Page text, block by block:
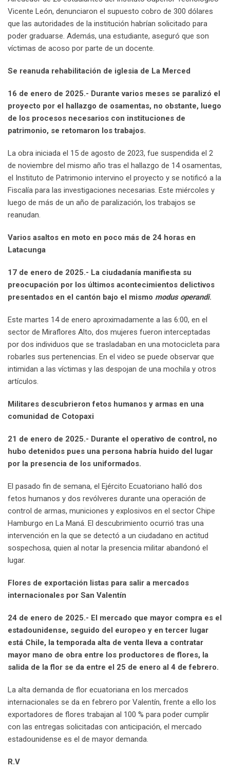
Vicente León, denunciaron el supuesto cobro de 300 dólares
que las autoridades de la institución habrían solicitado para
poder graduarse. Además, una estudiante, aseguró que son
víctimas de acoso por parte de un docente.
Se reanuda rehabilitación de iglesia de La Merced
16 de enero de 2025.- Durante varios meses se paralizó el
proyecto por el hallazgo de osamentas, no obstante, luego
de los procesos necesarios con instituciones de
patrimonio, se retomaron los trabajos.
La obra iniciada el 15 de agosto de 2023, fue suspendida el 2
de noviembre del mismo año tras el hallazgo de 14 osamentas,
el Instituto de Patrimonio intervino el proyecto y se notificó a la
Fiscalía para las investigaciones necesarias. Este miércoles y
luego de más de un año de paralización, los trabajos se
reanudan.
Varios asaltos en moto en poco más de 24 horas en
Latacunga
17 de enero de 2025.- La ciudadanía manifiesta su
preocupación por los últimos acontecimientos delictivos
presentados en el cantón bajo el mismo modus operandi.
Este martes 14 de enero aproximadamente a las 6:00, en el
sector de Miraflores Alto, dos mujeres fueron interceptadas
por dos individuos que se trasladaban en una motocicleta para
robarles sus pertenencias. En el video se puede observar que
intimidan a las víctimas y las despojan de una mochila y otros
artículos.
Militares descubrieron fetos humanos y armas en una
comunidad de Cotopaxi
21 de enero de 2025.- Durante el operativo de control, no
hubo detenidos pues una persona habría huido del lugar
por la presencia de los uniformados.
El pasado fin de semana, el Ejército Ecuatoriano halló dos
fetos humanos y dos revólveres durante una operación de
control de armas, municiones y explosivos en el sector Chipe
Hamburgo en La Maná. El descubrimiento ocurrió tras una
intervención en la que se detectó a un ciudadano en actitud
sospechosa, quien al notar la presencia militar abandonó el
lugar.
Flores de exportación listas para salir a mercados
internacionales por San Valentín
24 de enero de 2025.- El mercado que mayor compra es el
estadounidense, seguido del europeo y en tercer lugar
está Chile, la temporada alta de venta lleva a contratar
mayor mano de obra entre los productores de flores, la
salida de la flor se da entre el 25 de enero al 4 de febrero.
La alta demanda de flor ecuatoriana en los mercados
internacionales se da en febrero por Valentín, frente a ello los
exportadores de flores trabajan al 100 % para poder cumplir
con las entregas solicitadas con anticipación, el mercado
estadounidense es el de mayor demanda.
R.V